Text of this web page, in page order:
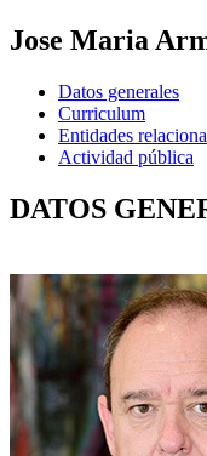
Jose Maria
Datos generales
Curriculum
Entidades
Actividad pública
DATOS